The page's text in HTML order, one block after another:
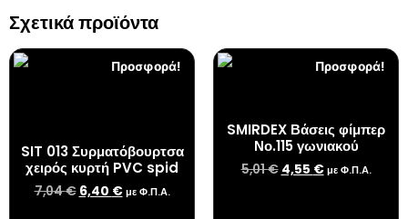
Σχετικά προϊόντα
Προσφορά!
SIT 013 Συρματόβουρτσα
χειρός κυρτή PVC spid
7,04€ 6,40 € με Φ.Π.Α.
Προσφορά!
SMIRDEX Βάσεις φίμπερ
Νο.115 γωνιακού
5,01€ 4,55 € με Φ.Π.Α.